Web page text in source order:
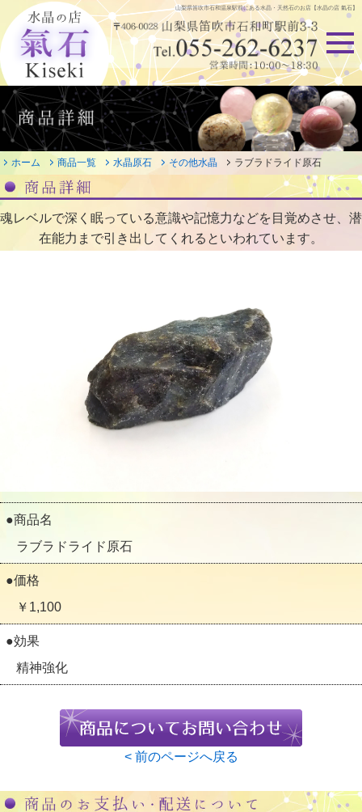
山梨県笛吹市石和温泉駅前にある水晶・天然石のお店【水晶の店 氣石】
ホーム 商品一覧 水晶原石 その他水晶 ラブラドライド原石
魂レベルで深く眠っている意識や記憶力などを目覚めさせ、潜
在能力まで引き出してくれるといわれています。
●商品名
ラブラドライド原石
●価格
￥1,100
●効果
精神強化
< 前のページへ戻る